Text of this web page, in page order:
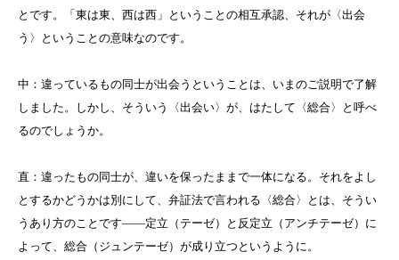
とです。「東は東、西は西」ということの相互承認、それが〈出会
う〉ということの意味なのです。
中：違っているもの同士が出会うということは、いまのご説明で了解
しました。しかし、そういう〈出会い〉が、はたして〈総合〉と呼べ
るのでしょうか。
直：違ったもの同士が、違いを保ったままで一体になる。それをよし
とするかどうかは別にして、弁証法で言われる〈総合〉とは、そうい
うあり方のことです――定立（テーゼ）と反定立（アンチテーゼ）に
よって、総合（ジュンテーゼ）が成り立つというように。